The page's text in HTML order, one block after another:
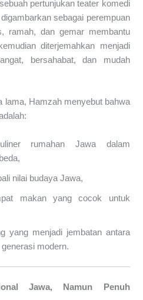
pertunjukan teater komedi
sebagai perempuan
ramah, dan gemar membantu
diterjemahkan menjadi
bersahabat, dan mudah
lama, Hamzah menyebut bahwa
rumahan Jawa dalam
nilai budaya Jawa,
makan yang cocok untuk
yang menjadi jembatan antara
modern.
Jawa, Namun Penuh